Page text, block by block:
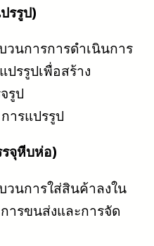
รรูป)
วนการการดำเนินการ
รรูปเพื่อสร้าง
รูป
การแปรรูป
จุหีบห่อ)
วนการใส่สินค้าลงใน
ารขนส่งและการจัด